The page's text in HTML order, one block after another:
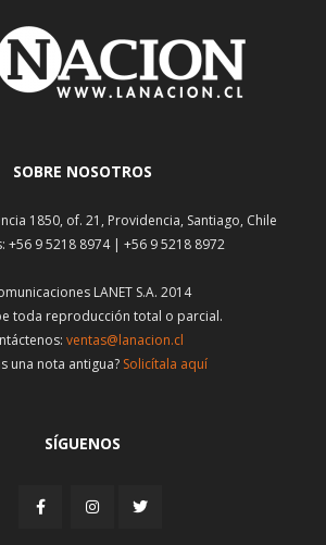
SOBRE NOSOTROS
1850, of. 21, Providencia, Santiago, Chile
+56 9 5218 8974 | +56 9 5218 8972
LANET S.A. 2014
toda reproducción total o parcial.
ventas@lanacion.cl
una nota antigua? Solicítala aquí
SÍGUENOS